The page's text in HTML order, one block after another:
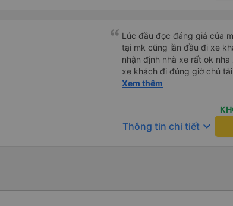
Tôi vẫn sẽ tiếp tục ủng hộ
Lúc đầu đọc đáng giá của
tại mk cũng lần đầu đi xe
nhận định nhà xe rất ok
xe khách đi đúng giờ chú
đầu nha nv trên xe cũng
Xem thêm
Thông tin chi tiết keyboard_arrow_down